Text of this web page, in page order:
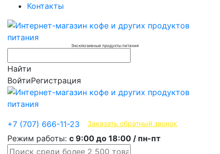
Контакты
Эксклюзивные продукты питания
Найти
ВойтиРегистрация
+7 (707) 666-11-23 Заказать обратный звонок
Режим работы: с 9:00 до 18:00 / пн-пт